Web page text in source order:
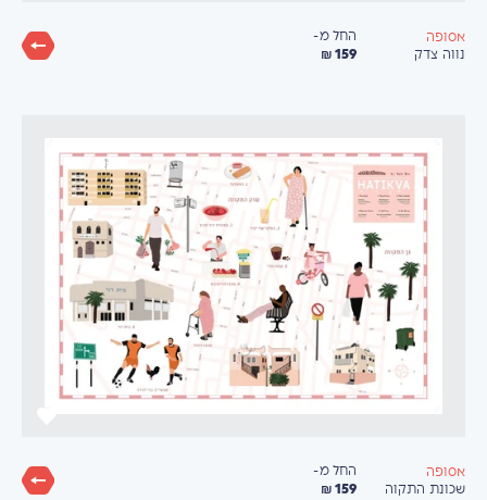
אסופה
נווה צדק
החל מ-
159 ₪
אסופה
שכונת התקוה
החל מ-
159 ₪